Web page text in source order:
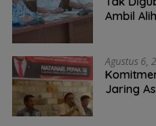
Ambil
Agustus 6,
Jaring